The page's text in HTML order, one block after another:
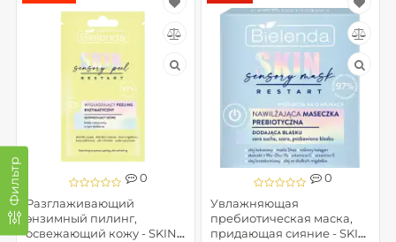
Фильтр
0
Разглаживающий
энзимный пилинг,
освежающий кожу - SKIN
0
Увлажняющая
пребиотическая маска,
придающая сияние - SKIN